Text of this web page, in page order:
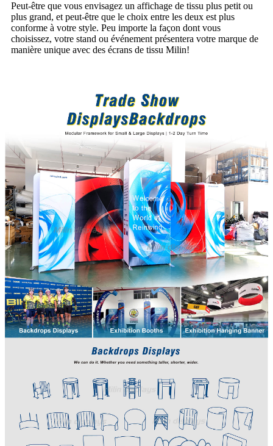
Peut-être que vous envisagez un affichage de tissu plus petit ou
plus grand, et peut-être que le choix entre les deux est plus
conforme à votre style. Peu importe la façon dont vous
choisissez, votre stand ou événement présentera votre marque de
manière unique avec des écrans de tissu Milin!